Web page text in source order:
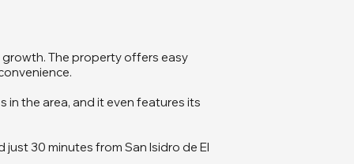
The property offers easy
in the area, and it even features its
30 minutes from San Isidro de El